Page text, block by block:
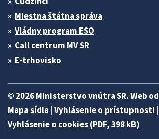
Miestna štátna správa
Vládny program ESO
Call centrum MV SR
E-trhovisko
© 2026 Ministerstvo vnútra SR. Web od
Mapa sídla Vyhlásenie o prístupnosti
Vyhlásenie o cookies (PDF, 398 kB)